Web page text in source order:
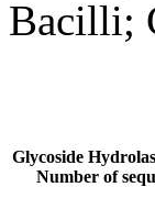
Bacilli;
Glycoside
Number of